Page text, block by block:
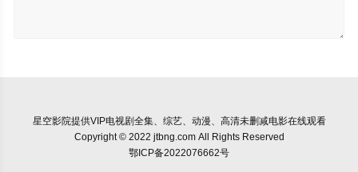
星空影院提供VIP电视剧全集、综艺、动漫、高清未删减电影在线观看
Copyright © 2022 jtbng.com All Rights Reserved
鄂ICP备2022076662号